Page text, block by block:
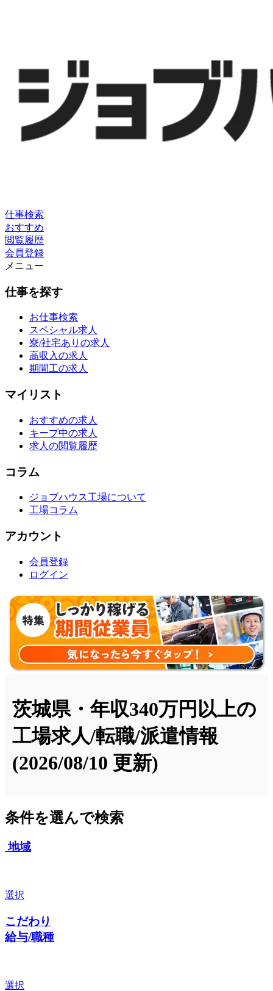
仕事検索
おすすめ
閲覧履歴
会員登録
メニュー
仕事を探す
お仕事検索
スペシャル求人
寮/社宅ありの求人
高収入の求人
期間工の求人
マイリスト
おすすめの求人
キープ中の求人
求人の閲覧履歴
コラム
ジョブハウス工場について
工場コラム
アカウント
会員登録
ログイン
茨城県・年収340万円以上の
工場求人/転職/派遣情報
(2026/08/10 更新)
条件を選んで検索
地域
選択
こだわり
給与/職種
選択